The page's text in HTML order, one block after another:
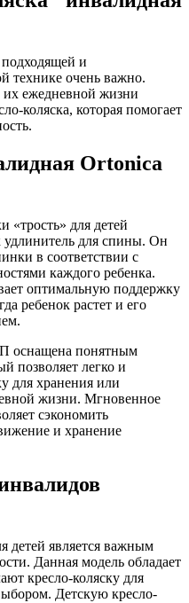
и
технике очень важно.
ежедневной жизни
коляска, которая помогает
Ortonica
«трость» для детей
удлинитель для спины. Он
в соответствии с
каждого ребенка.
оптимальную поддержку
ребенок растет и его
оснащена понятным
позволяет легко и
для хранения или
жизни. Мгновенное
сэкономить
и хранение
детей является важным
Данная модель обладает
кресло-коляску для
Детскую кресло-